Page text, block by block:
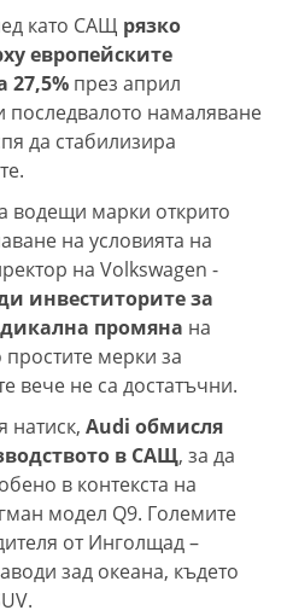
като САЩ рязко
европейските
27,5% през април
последвалото намаляване
да стабилизира
водещи марки открито
на условията на
на Volkswagen -
инвеститорите за
промяна на
мерки за
вече не са достатъчни.
натиск, Audi обмисля
в САЩ, за да
в контекста на
модел Q9. Големите
от Инголщад –
зад океана, където